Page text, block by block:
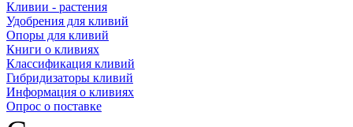
Кливии - растения
Удобрения для кливий
Опоры для кливий
Книги о кливиях
Классификация кливий
Гибридизаторы кливий
Информация о кливиях
Опрос о поставке